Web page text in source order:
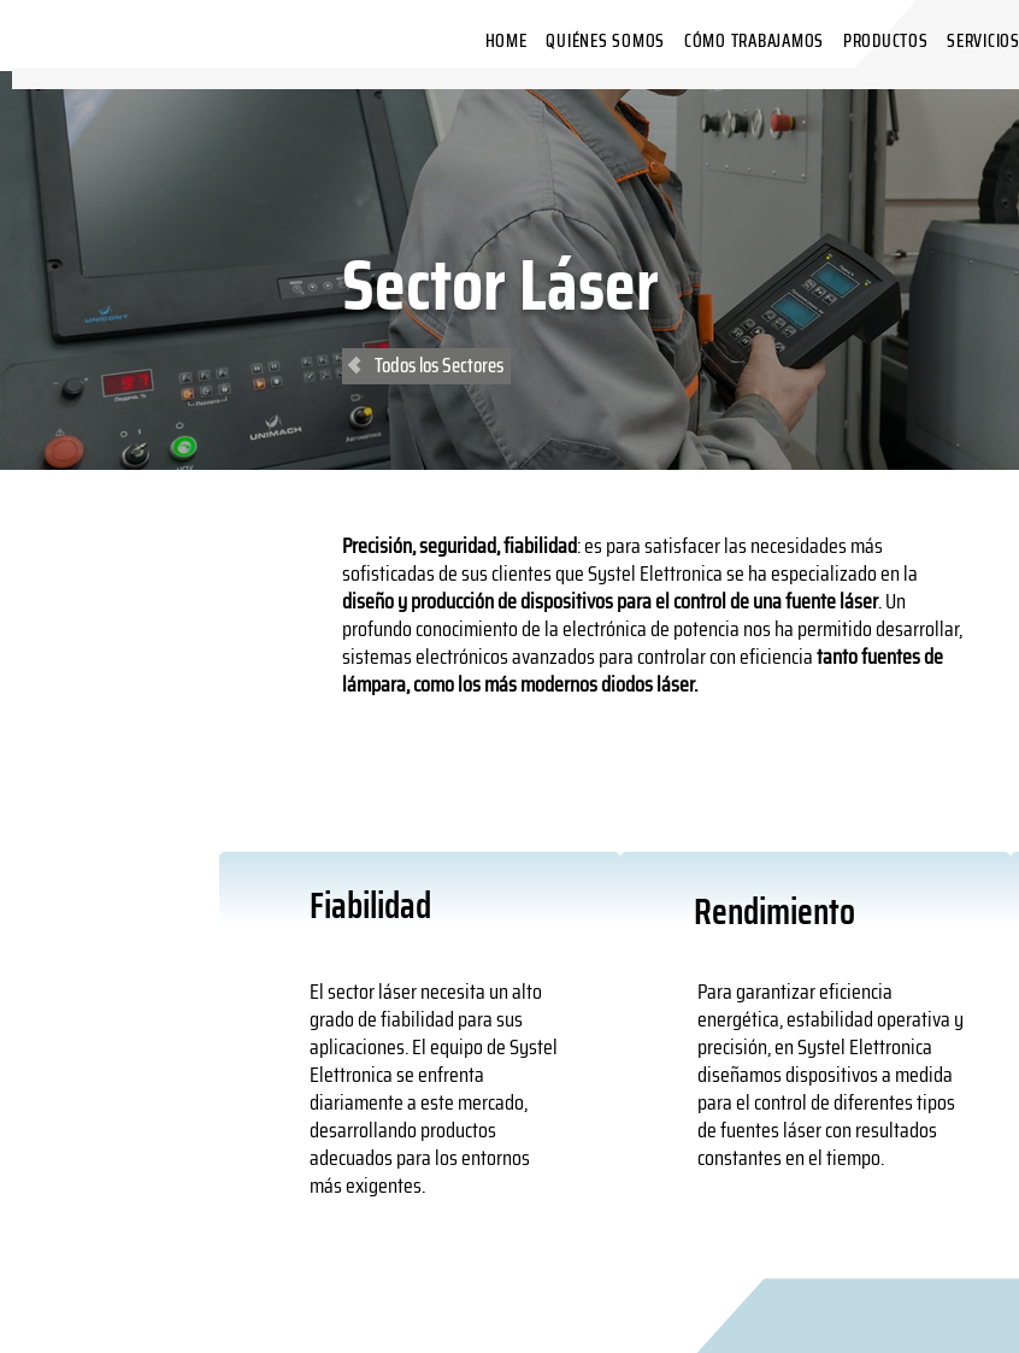
HOME QUIÉNES SOMOS CÓMO TRABAJAMOS PRODUCTOS SERVICIOS
Sector Láser
Todos los Sectores
Precisión, seguridad, fiabilidad: es para satisfacer las necesidades más
sofisticadas de sus clientes que Systel Elettronica se ha especializado en la
diseño y producción de dispositivos para el control de una fuente láser. Un
profundo conocimiento de la electrónica de potencia nos ha permitido desarrollar,
sistemas electrónicos avanzados para controlar con eficienciatanto fuentes de
lámpara, como los más modernos diodos láser.
Fiabilidad
El sector láser necesita un alto
grado de fiabilidad para sus
aplicaciones. El equipo de Systel
Elettronica se enfrenta
diariamente a este mercado,
desarrollando productos
adecuados para los entornos
más exigentes.
Rendimiento
Para garantizar eficiencia
energética, estabilidad operativa y
precisión, en Systel Elettronica
diseñamos dispositivos a medida
para el control de diferentes tipos
de fuentes láser con resultados
constantes en el tiempo.